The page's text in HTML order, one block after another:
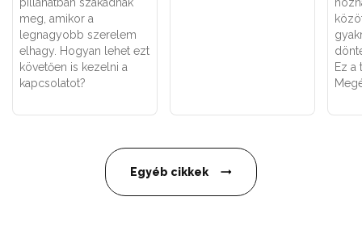
meg, amikor a
legnagyobb szerelem
elhagy. Hogyan lehet ezt
követően is kezelni a
kapcsolatot?
Ez a
Egyéb cikkek